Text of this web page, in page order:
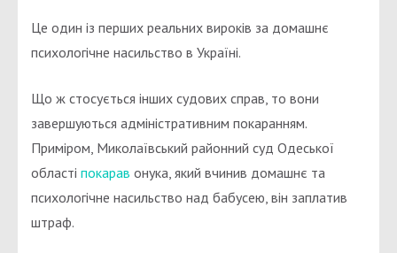
Це один із перших реальних вироків за домашнє
психологічне насильство в Україні.
Що ж стосується інших судових справ, то вони
завершуються адміністративним покаранням.
Приміром, Миколаївський районний суд Одеської
області покарав онука, який вчинив домашнє та
психологічне насильство над бабусею, він заплатив
штраф.